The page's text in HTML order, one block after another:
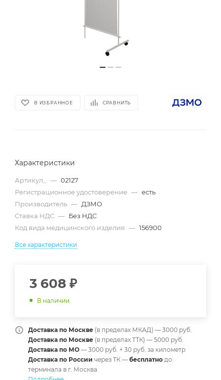
В ИЗБРАННОЕ СРАВНИТЬ
Характеристики
Артикул_ — 02127
Регистрационное удостоверение — есть
Производитель — ДЗМО
Ставка НДС — Без НДС
Код вида медицинского изделия — 156900
Все характеристики
3 608 ₽
В наличии
Доставка по Москве (в пределах МКАД) — 3000 руб.
Доставка по Москве (в пределах ТТК) — 5000 руб.
Доставка по МО — 3000 руб. + 30 руб. за километр
Доставка по России через ТК — бесплатно до
терминала в г. Москва